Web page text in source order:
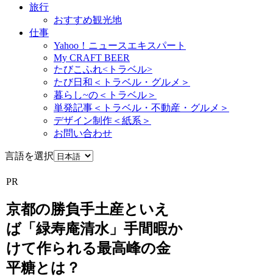
旅行
おすすめ観光地
仕事
Yahoo！ニュースエキスパート
My CRAFT BEER
たびこふれ<トラベル>
たび日和＜トラベル・グルメ＞
暮らし~の＜トラベル＞
単発記事＜トラベル・不動産・グルメ＞
デザイン制作＜紙系＞
お問い合わせ
言語を選択
PR
京都の勝負手土産といえ
ば「緑寿庵清水」手間暇か
けて作られる最高峰の金
平糖とは？